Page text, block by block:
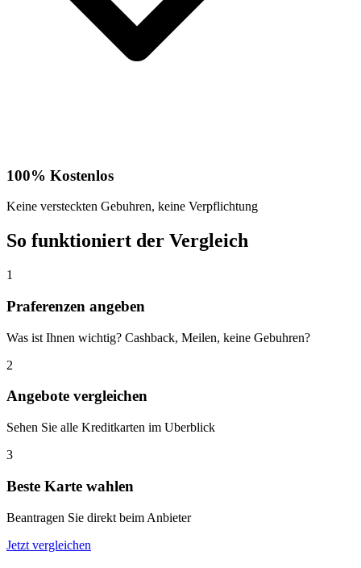
100% Kostenlos
Keine versteckten Gebuhren, keine Verpflichtung
So funktioniert der Vergleich
1
Praferenzen angeben
Was ist Ihnen wichtig? Cashback, Meilen, keine Gebuhren?
2
Angebote vergleichen
Sehen Sie alle Kreditkarten im Uberblick
3
Beste Karte wahlen
Beantragen Sie direkt beim Anbieter
Jetzt vergleichen